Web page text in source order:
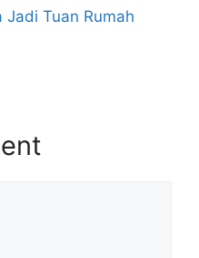
Jadi Tuan Rumah